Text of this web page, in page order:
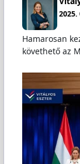
2025.
Hamarosan
követhető az